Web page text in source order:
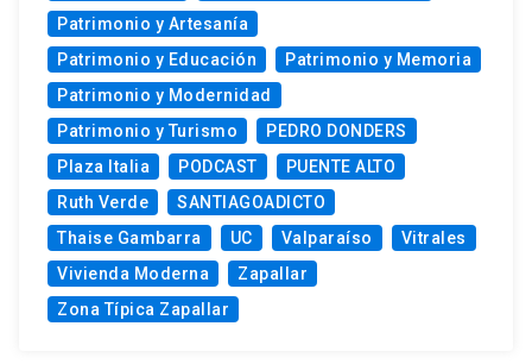
Patrimonio y Artesanía
Patrimonio y Educación
Patrimonio y Memoria
Patrimonio y Modernidad
Patrimonio y Turismo
PEDRO DONDERS
Plaza Italia
PODCAST
PUENTE ALTO
Ruth Verde
SANTIAGOADICTO
Thaise Gambarra
UC Valparaíso
Vitrales
Vivienda Moderna
Zapallar
Zona Típica Zapallar